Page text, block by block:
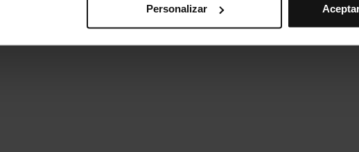
son imprescindibles para el funcionamiento de la web y, por tanto, si no
encontrarás en el menú de la parte inferior de la web.
Personalizar